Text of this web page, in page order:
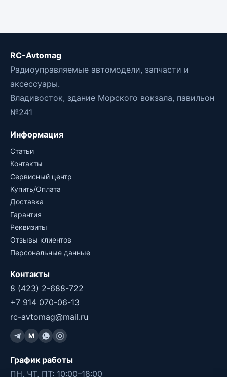
RC-Avtomag
Радиоуправляемые автомодели, запчасти и
аксессуары.
Владивосток, здание Морского вокзала, павильон
№241
Информация
Статьи
Контакты
Сервисный центр
Купить/Оплата
Доставка
Гарантия
Реквизиты
Отзывы клиентов
Персональные данные
Контакты
8 (423) 2-688-722
+7 914 070-06-13
rc-avtomag@mail.ru
M
График работы
ПН, ЧТ, ПТ: 10:00–18:00